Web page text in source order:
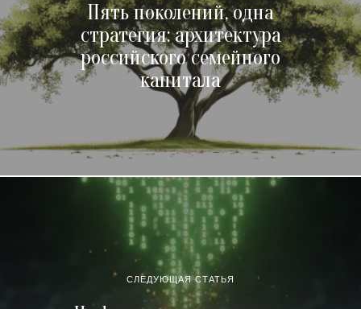
Пять поколений, одна
стратегия: архитектура
российского семейного
капитала
СЛЕДУЮЩАЯ СТАТЬЯ